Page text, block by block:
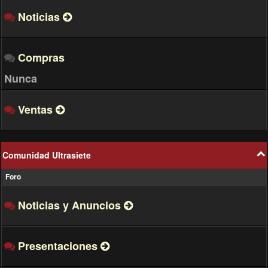
admin
Noticias
Compras
Nunca
Ventas
Comunidad Ultrasiete
Foro
Noticias y Anuncios
Presentaciones